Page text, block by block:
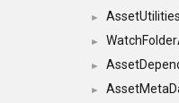
►
►
►
►